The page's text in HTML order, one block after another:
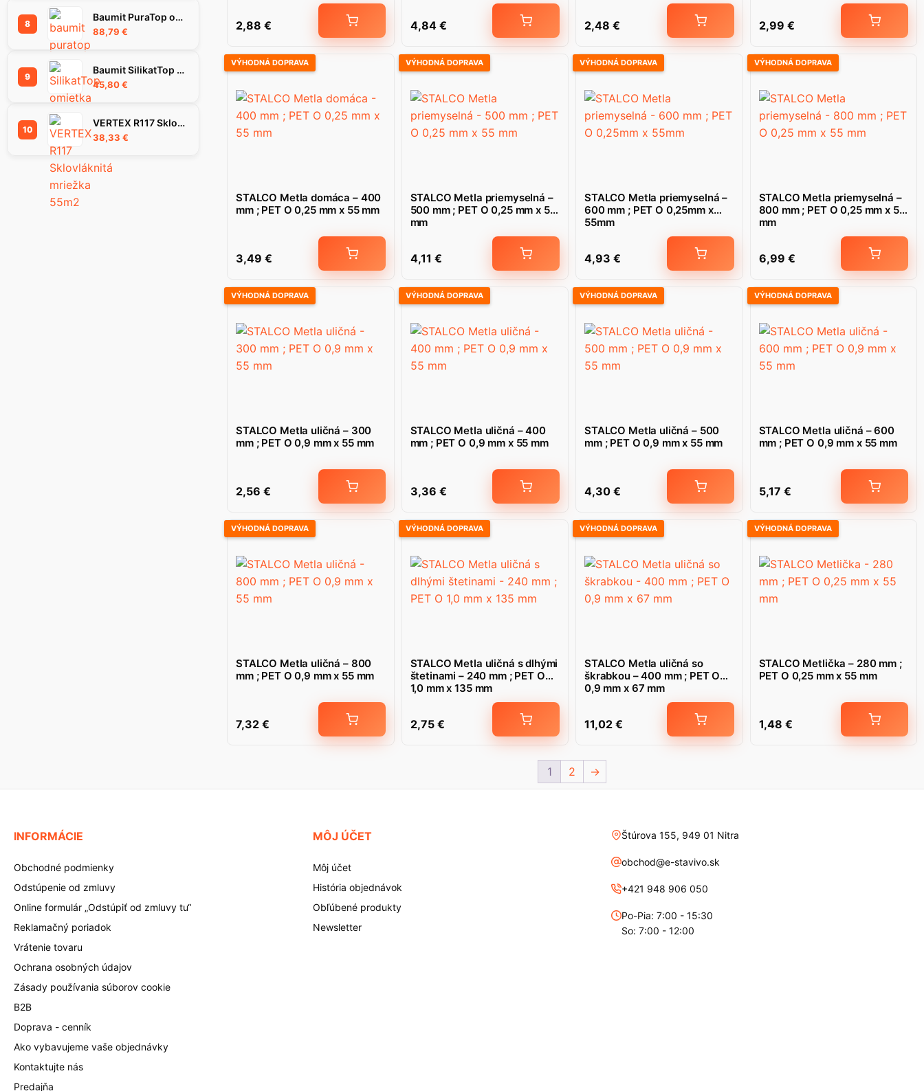
8
Baumit PuraTop omietka 1.5K 25kg
88,79 €
9
Baumit SilikatTop omietka 1,5K, 25 kg
45,80€
10
VERTEX R117 Sklovláknitá mriežka 55m2
38,33 €
2,88 € 4,84 € 2,48 € 2,99 €
VÝHODNÁ DOPRAVA
STALCO Metla domáca – 400
mm ; PET O 0,25 mm x 55 mm
3,49 €
VÝHODNÁ DOPRAVA
STALCO Metla priemyselná –
500 mm ; PET O 0,25 mm x 55
mm
4,11 €
VÝHODNÁ DOPRAVA
STALCO Metla priemyselná –
600 mm ; PET O 0,25mm x
55mm
4,93 €
VÝHODNÁ DOPRAVA
STALCO Metla priemyselná –
800 mm ; PET O 0,25 mm x 55
mm
6,99 €
VÝHODNÁ DOPRAVA
STALCO Metla uličná – 300
mm ; PET O 0,9 mm x 55 mm
2,56 €
VÝHODNÁ DOPRAVA
STALCO Metla uličná – 400
mm ; PET O 0,9 mm x 55 mm
3,36 €
VÝHODNÁ DOPRAVA
STALCO Metla uličná – 500
mm ; PET O 0,9 mm x 55 mm
4,30 €
VÝHODNÁ DOPRAVA
STALCO Metla uličná – 600
mm ; PET O 0,9 mm x 55 mm
5,17 €
VÝHODNÁ DOPRAVA
STALCO Metla uličná – 800
mm ; PET O 0,9 mm x 55 mm
7,32 €
VÝHODNÁ DOPRAVA
STALCO Metla uličná s dlhými
štetinami – 240 mm ; PET O
1,0 mm x 135 mm
2,75 €
VÝHODNÁ DOPRAVA
STALCO Metla uličná so
škrabkou – 400 mm ; PET O
0,9 mm x 67 mm
11,02 €
VÝHODNÁ DOPRAVA
STALCO Metlička – 280 mm ;
PET O 0,25 mm x 55 mm
1,48 €
1 2 →
INFORMÁCIE
Obchodné podmienky
Odstúpenie od zmluvy
Online formulár „Odstúpiť od zmluvy tu“
Reklamačný poriadok
Vrátenie tovaru
Ochrana osobných údajov
Zásady používania súborov cookie
B2B
Doprava - cenník
Ako vybavujeme vaše objednávky
Kontaktujte nás
Predajňa
MÔJ ÚČET
Môj účet
História objednávok
Obľúbené produkty
Newsletter
Štúrova 155, 949 01 Nitra
obchod@e-stavivo.sk
+421 948 906 050
Po-Pia: 7:00 - 15:30
So: 7:00 - 12:00